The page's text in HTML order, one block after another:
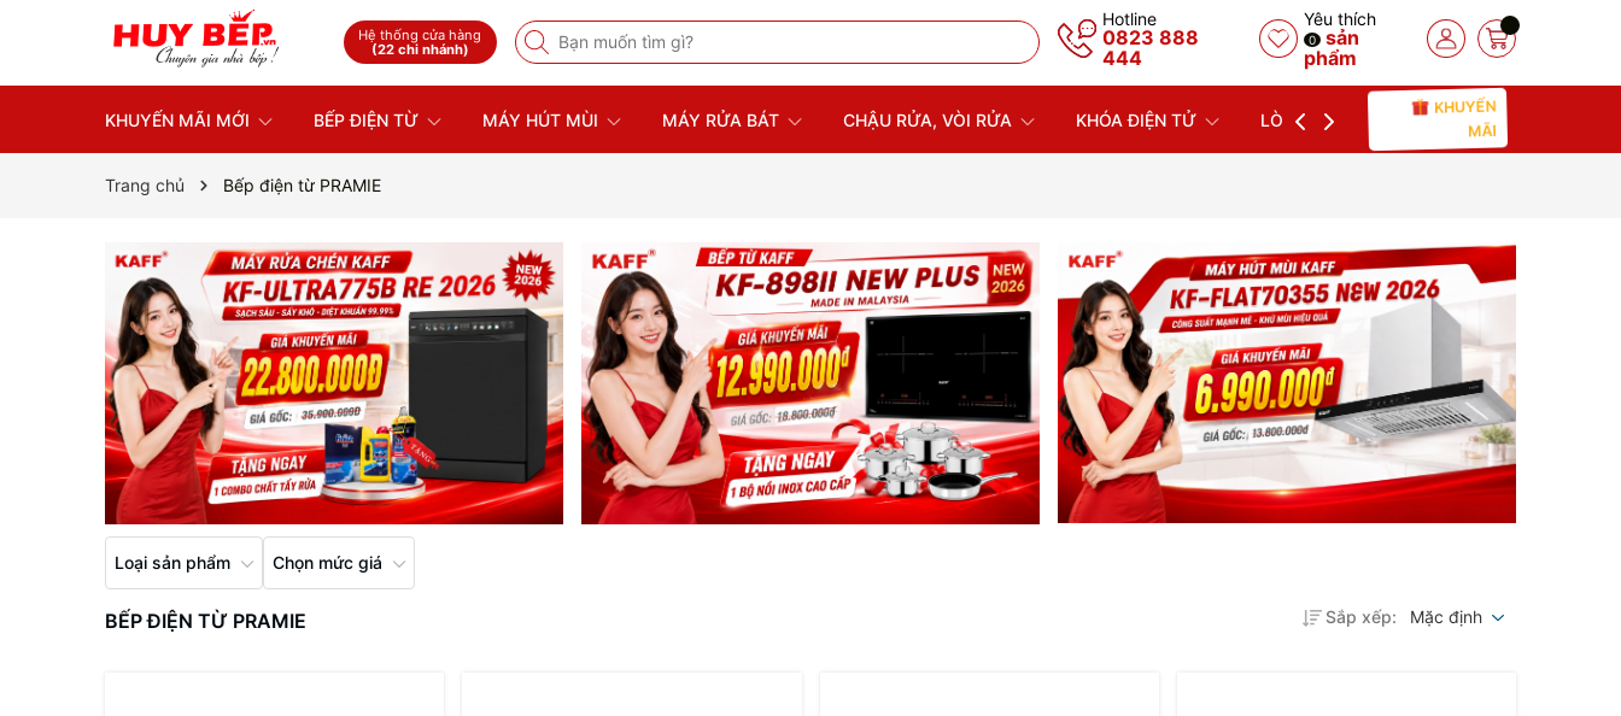
Hệ thống cửa hàng
(22 chi nhánh)
Hotline
0823 888
444
Yêu thích
0
sản
phẩm
KHUYẾN MÃI MỚI BẾP ĐIỆN TỪ MÁY HÚT MÙI MÁY RỬA BÁT CHẬU RỬA, VÒI RỬA KHÓA ĐIỆN TỬ LÒ NƯỚNG LÒ VI SÓNG
KHUYẾN
MÃI
Trang chủ Bếp điện từ PRAMIE
Loại sản phẩm Chọn mức giá
Sắp xếp: Mặc định
BẾP ĐIỆN TỪ PRAMIE